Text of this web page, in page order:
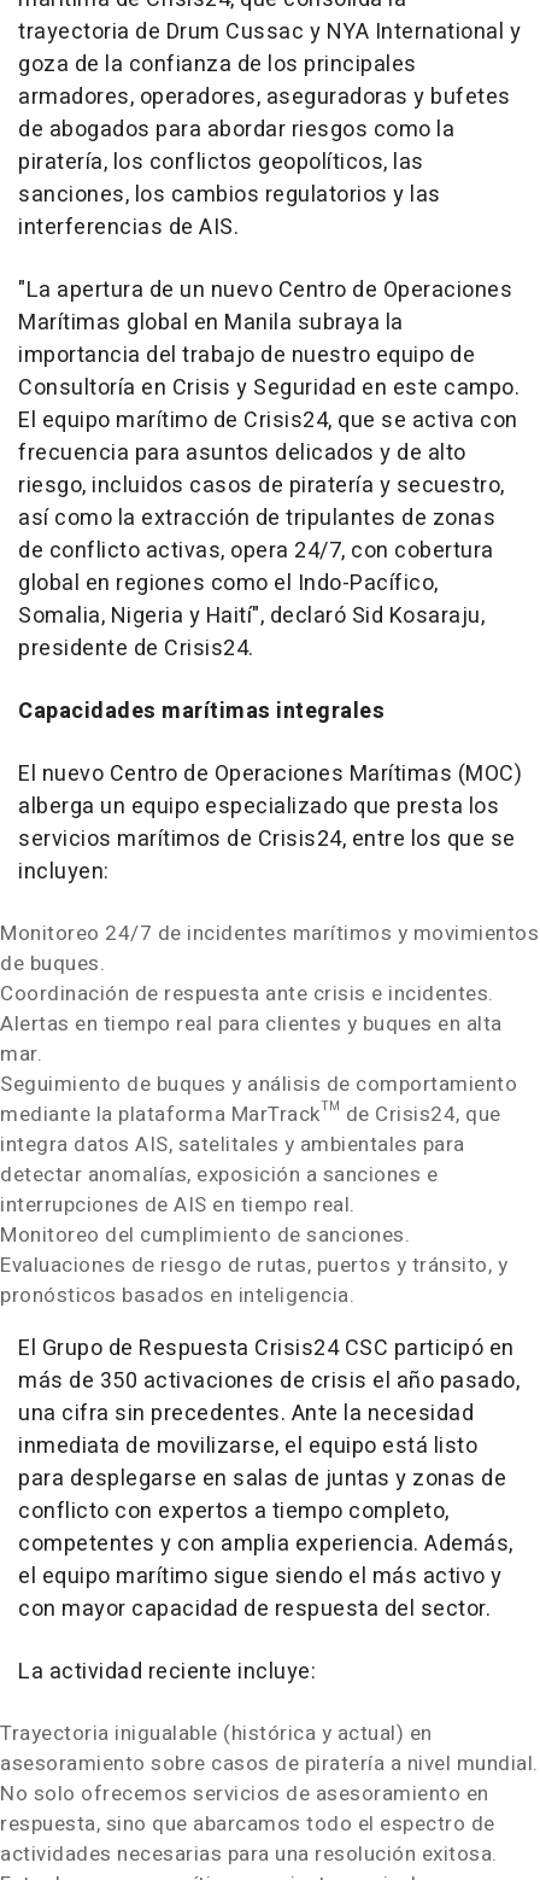
trayectoria de Drum Cussac y NYA International y
goza de la confianza de los principales
armadores, operadores, aseguradoras y bufetes
de abogados para abordar riesgos como la
piratería, los conflictos geopolíticos, las
sanciones, los cambios regulatorios y las
interferencias de AIS.
"La apertura de un nuevo Centro de Operaciones
Marítimas global en Manila subraya la
importancia del trabajo de nuestro equipo de
Consultoría en Crisis y Seguridad en este campo.
El equipo marítimo de Crisis24, que se activa con
frecuencia para asuntos delicados y de alto
riesgo, incluidos casos de piratería y secuestro,
así como la extracción de tripulantes de zonas
de conflicto activas, opera 24/7, con cobertura
global en regiones como el Indo-Pacífico,
Somalia, Nigeria y Haití", declaró Sid Kosaraju,
presidente de Crisis24.
Capacidades marítimas integrales
El nuevo Centro de Operaciones Marítimas (MOC)
alberga un equipo especializado que presta los
servicios marítimos de Crisis24, entre los que se
incluyen:
Monitoreo 24/7 de incidentes marítimos y movimientos
de buques.
Coordinación de respuesta ante crisis e incidentes.
Alertas en tiempo real para clientes y buques en alta
mar.
Seguimiento de buques y análisis de comportamiento
mediante la plataforma MarTrack™ de Crisis24, que
integra datos AIS, satelitales y ambientales para
detectar anomalías, exposición a sanciones e
interrupciones de AIS en tiempo real.
Monitoreo del cumplimiento de sanciones.
Evaluaciones de riesgo de rutas, puertos y tránsito, y
pronósticos basados en inteligencia.
El Grupo de Respuesta Crisis24 CSC participó en
más de 350 activaciones de crisis el año pasado,
una cifra sin precedentes. Ante la necesidad
inmediata de movilizarse, el equipo está listo
para desplegarse en salas de juntas y zonas de
conflicto con expertos a tiempo completo,
competentes y con amplia experiencia. Además,
el equipo marítimo sigue siendo el más activo y
con mayor capacidad de respuesta del sector.
La actividad reciente incluye:
Trayectoria inigualable (histórica y actual) en
asesoramiento sobre casos de piratería a nivel mundial.
No solo ofrecemos servicios de asesoramiento en
respuesta, sino que abarcamos todo el espectro de
actividades necesarias para una resolución exitosa.